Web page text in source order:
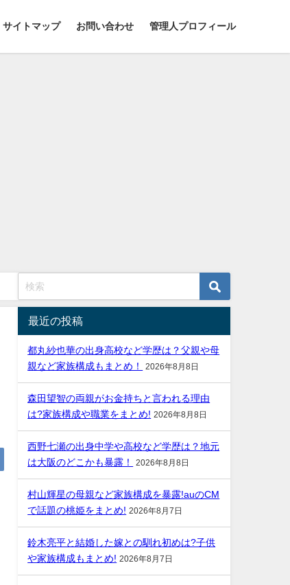
サイトマップ お問い合わせ 管理人プロフィール
最近の投稿
都丸紗也華の出身高校など学歴は？父親や母
親など家族構成もまとめ！
2026年8月8日
森田望智の両親がお金持ちと言われる理由
は?家族構成や職業をまとめ! 2026年8月8日
西野七瀬の出身中学や高校など学歴は？地元
は大阪のどこかも暴露！
2026年8月8日
村山輝星の母親など家族構成を暴露!auのCM
で話題の桃姫をまとめ! 2026年8月7日
鈴木亮平と結婚した嫁との馴れ初めは?子供
や家族構成もまとめ! 2026年8月7日